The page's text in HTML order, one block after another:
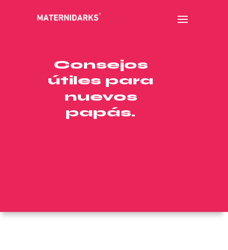
Consejos
útiles para
nuevos
papás.